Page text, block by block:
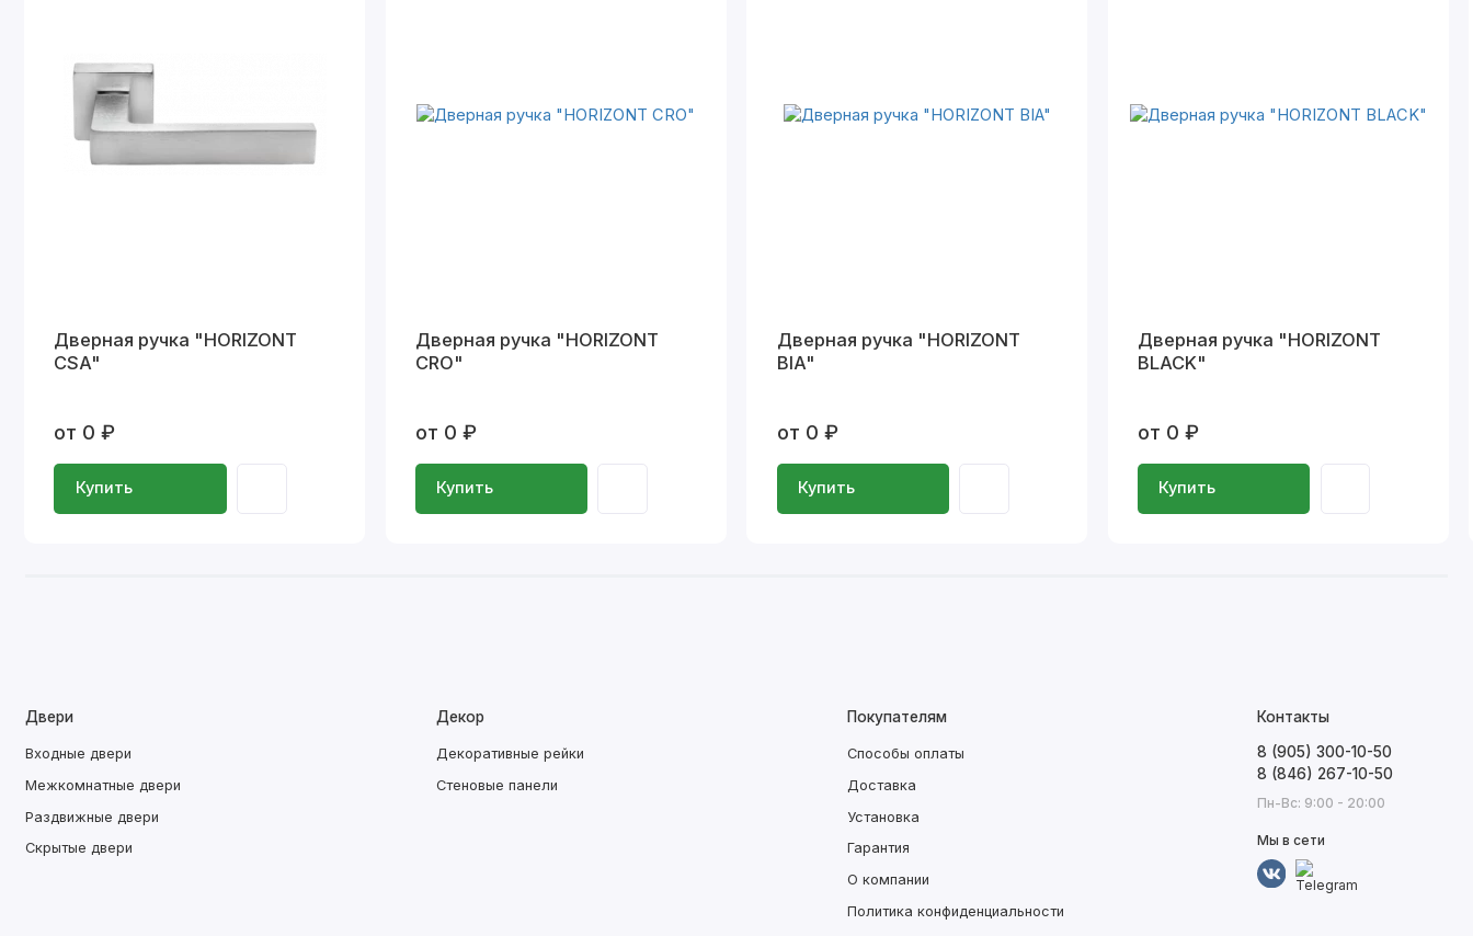
Дверная ручка "HORIZONT
CSA"
от 0 ₽
Купить
Дверная ручка "HORIZONT
СRO"
от 0 ₽
Купить
Дверная ручка "HORIZONT
BIA"
от 0 ₽
Купить
Дверная ручка "HORIZONT
BLACK"
от 0 ₽
Купить
Двери
Входные двери
Межкомнатные двери
Раздвижные двери
Скрытые двери
Декор
Декоративные рейки
Стеновые панели
Покупателям
Способы оплаты
Доставка
Установка
Гарантия
О компании
Политика конфиденциальности
Контакты
8 (905) 300-10-50
8 (846) 267-10-50
Пн-Вс: 9:00 - 20:00
Мы в сети